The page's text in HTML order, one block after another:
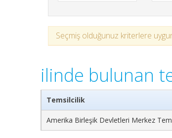
Seçmiş olduğunuz kriterlere
ilinde bulunan
Temsilcilik
Amerika Birleşik Devletleri Merkez